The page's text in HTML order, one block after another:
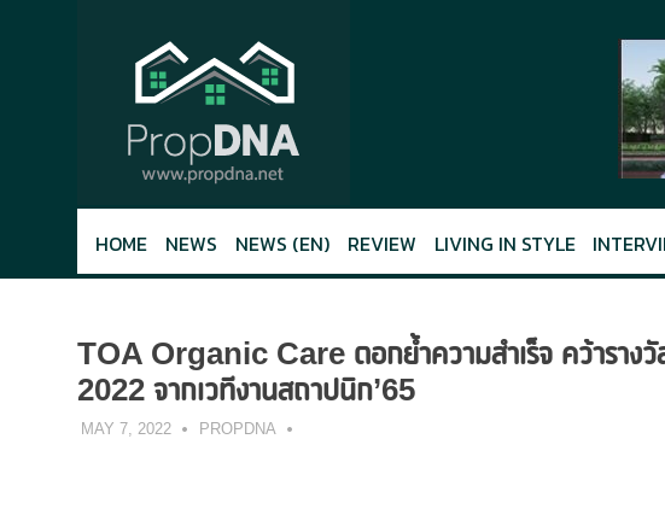
HOME NEWS NEWS (EN) REVIEW LIVING IN STYLE
TOA Organic Care ตอกย้ำความสำเร็จ คว้ารา
2022 จากเวทีงานสถาปนิก’65
MAY 7, 2022 PROPDNA